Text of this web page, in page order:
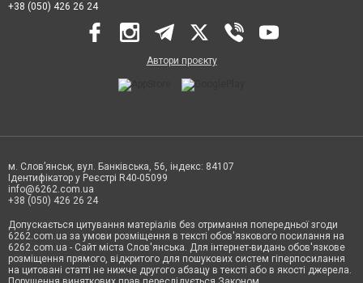
+38 (050) 426 26 24
Автори проєкту
м. Слов’янськ, вул. Банківська, 56, індекс: 84107
Ідентифікатор у Реєстрі R40-05099
info@6262.com.ua
+38 (050) 426 26 24
Допускається цитування матеріалів без отримання попередньої згоди
6262.com.ua за умови розміщення в тексті обов'язкового посилання на
6262.com.ua - Сайт міста Слов'янська. Для інтернет-видань обов'язкове
розміщення прямого, відкритого для пошукових систем гіперпосилання
на цитовані статті не нижче другого абзацу в тексті або в якості джерела.